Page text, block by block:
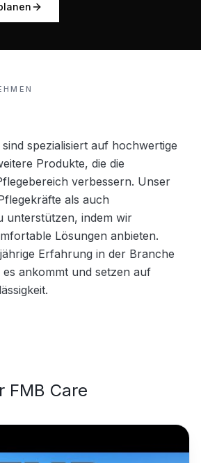
spezialisiert auf hochwertige
Produkte, die die
verbessern. Unser
als auch
unterstützen, indem wir
Lösungen anbieten.
Erfahrung in der Branche
ankommt und setzen auf
FMB Care